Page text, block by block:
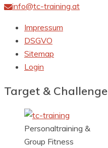
info@tc-training.at
Impressum
DSGVO
Sitemap
Login
Target & Challenge
Personaltraining &
Group Fitness